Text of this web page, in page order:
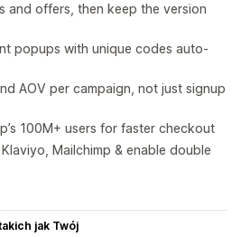
and offers, then keep the version
popups with unique codes auto-
AOV per campaign, not just signup
100M+ users for faster checkout
Mailchimp & enable double
jak Twój